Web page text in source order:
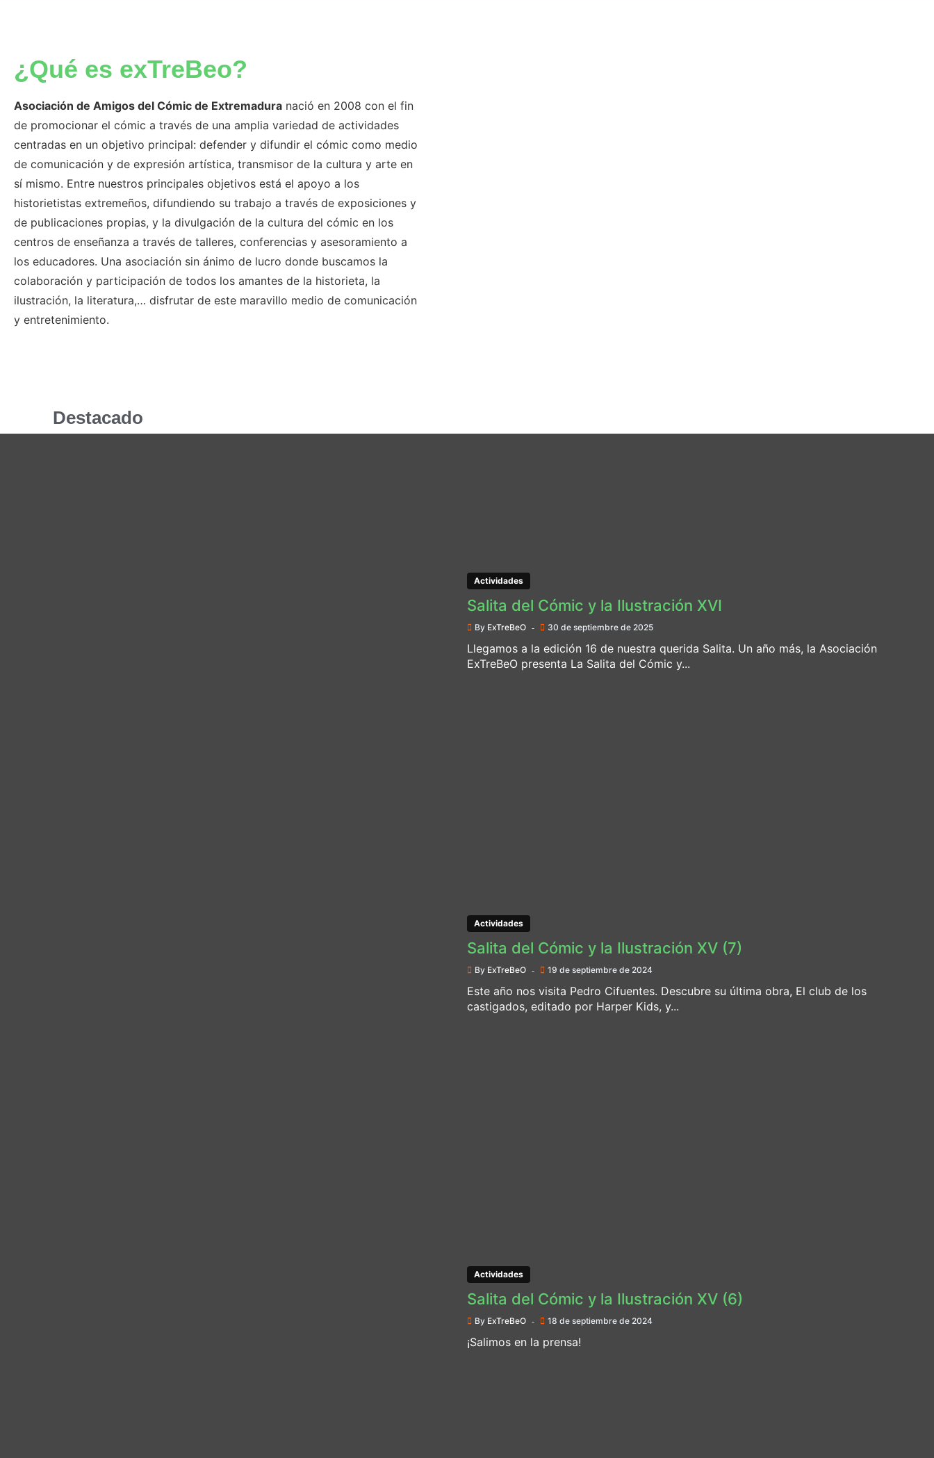
¿Qué es exTreBeo?
Asociación de Amigos del Cómic de Extremadura nació en 2008 con el fin
de promocionar el cómic a través de una amplia variedad de actividades
centradas en un objetivo principal: defender y difundir el cómic como medio
de comunicación y de expresión artística, transmisor de la cultura y arte en
sí mismo. Entre nuestros principales objetivos está el apoyo a los
historietistas extremeños, difundiendo su trabajo a través de exposiciones y
de publicaciones propias, y la divulgación de la cultura del cómic en los
centros de enseñanza a través de talleres, conferencias y asesoramiento a
los educadores. Una asociación sin ánimo de lucro donde buscamos la
colaboración y participación de todos los amantes de la historieta, la
ilustración, la literatura,… disfrutar de este maravillo medio de comunicación
y entretenimiento.
Destacado
Actividades
Salita del Cómic y la Ilustración XVI
By ExTreBeO 30 de septiembre de 2025
Llegamos a la edición 16 de nuestra querida Salita. Un año más, la Asociación
ExTreBeO presenta La Salita del Cómic y...
Actividades
Salita del Cómic y la Ilustración XV (7)
By ExTreBeO 19 de septiembre de 2024
Este año nos visita Pedro Cifuentes. Descubre su última obra, El club de los
castigados, editado por Harper Kids, y...
Actividades
Salita del Cómic y la Ilustración XV (6)
By ExTreBeO 18 de septiembre de 2024
¡Salimos en la prensa!